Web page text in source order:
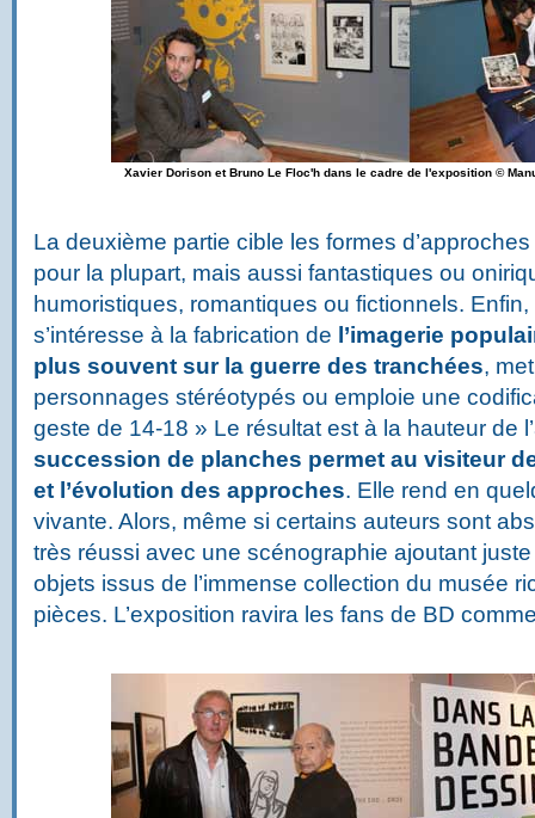
Xavier Dorison et Bruno Le Floc'h dans le cadre de l'exposition ©
La deuxième partie cible les formes
pour la plupart, mais aussi fantastiques ou
humoristiques, romantiques ou fictionnels.
s’intéresse à la fabrication de l’imagerie
plus souvent sur la guerre des tranchées,
personnages stéréotypés ou emploie une
geste de 14-18 » Le résultat est à la hauteur de
succession de planches permet au visiteur
et l’évolution des approches. Elle rend en
vivante. Alors, même si certains auteurs sont
très réussi avec une scénographie ajoutant
objets issus de l’immense collection du musée
pièces. L’exposition ravira les fans de BD